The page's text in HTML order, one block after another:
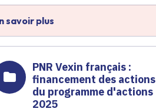
savoir plus
PNR Vexin français :
financement des actions
du programme d'actions
2025